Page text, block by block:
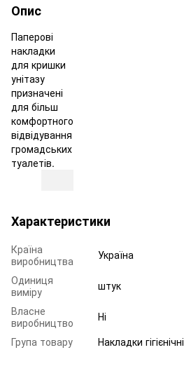
Опис
Паперові
накладки
для кришки
унітазу
призначені
для більш
комфортного
відвідування
громадських
туалетів.
Характеристики
Країна
виробництва
Україна
Одиниця
виміру
штук
Власне
виробництво
Ні
Група товару
Накладки гігієнічні